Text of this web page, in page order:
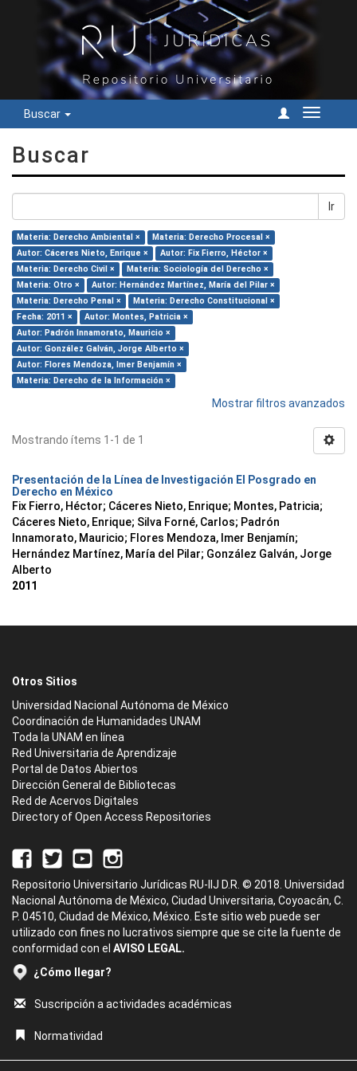
Buscar
Cambiar
Buscar
Ir
Materia: Derecho Ambiental ×
Materia: Derecho Procesal ×
Autor: Cáceres Nieto, Enrique ×
Autor: Fix Fierro, Héctor ×
Materia: Derecho Civil ×
Materia: Sociología del Derecho ×
Materia: Otro ×
Autor: Hernández Martínez, María del Pilar ×
Materia: Derecho Penal ×
Materia: Derecho Constitucional ×
Fecha: 2011 ×
Autor: Montes, Patricia ×
Autor: Padrón Innamorato, Mauricio ×
Autor: González Galván, Jorge Alberto ×
Autor: Flores Mendoza, Imer Benjamín ×
Materia: Derecho de la Información ×
Mostrar filtros avanzados
Mostrando ítems 1-1 de 1
Presentación de la Línea de Investigación El Posgrado en
Derecho en México
Fix Fierro, Héctor; Cáceres Nieto, Enrique; Montes, Patricia;
Cáceres Nieto, Enrique; Silva Forné, Carlos; Padrón
Innamorato, Mauricio; Flores Mendoza, Imer Benjamín;
Hernández Martínez, María del Pilar; González Galván, Jorge
Alberto
2011
Otros Sitios
Universidad Nacional Autónoma de México
Coordinación de Humanidades UNAM
Toda la UNAM en línea
Red Universitaria de Aprendizaje
Portal de Datos Abiertos
Dirección General de Bibliotecas
Red de Acervos Digitales
Directory of Open Access Repositories
Repositorio Universitario Jurídicas RU-IIJ D.R. © 2018. Universidad
Nacional Autónoma de México, Ciudad Universitaria, Coyoacán, C.
P. 04510, Ciudad de México, México. Este sitio web puede ser
utilizado con fines no lucrativos siempre que se cite la fuente de
conformidad con el AVISO LEGAL.
¿Cómo llegar?
Suscripción a actividades académicas
Normatividad